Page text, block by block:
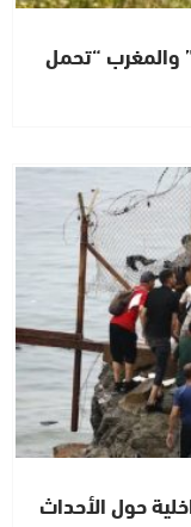
والمغرب “تحمل
حول الأحداث